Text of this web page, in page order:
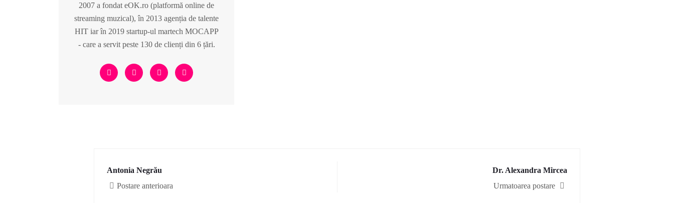
2007 a fondat eOK.ro (platformă online de
streaming muzical), în 2013 agenția de talente
HIT iar în 2019 startup-ul martech MOCAPP
- care a servit peste 130 de clienți din 6 țări.
Antonia Negrău
Postare anterioara
Dr. Alexandra Mircea
Urmatoarea postare